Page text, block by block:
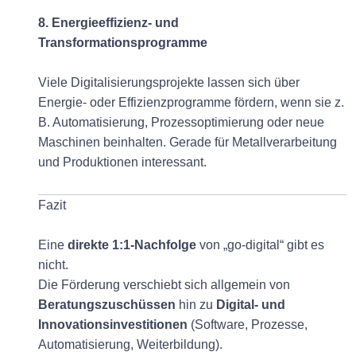
8. Energieeffizienz- und
Transformationsprogramme
Viele Digitalisierungsprojekte lassen sich über
Energie- oder Effizienzprogramme fördern, wenn sie z.
B. Automatisierung, Prozessoptimierung oder neue
Maschinen beinhalten. Gerade für Metallverarbeitung
und Produktionen interessant.
Fazit
Eine direkte 1:1-Nachfolge von „go-digital“ gibt es
nicht.
Die Förderung verschiebt sich allgemein von
Beratungszuschüssen hin zu Digital- und
Innovationsinvestitionen (Software, Prozesse,
Automatisierung, Weiterbildung).